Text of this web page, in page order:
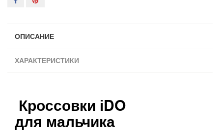
ОПИСАНИЕ
ХАРАКТЕРИСТИКИ
Кроссовки іDO
для мальчика